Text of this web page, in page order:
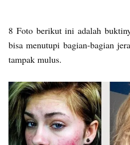
8 Foto berikut ini adalah
bisa menutupi bagian-bagian
tampak mulus.